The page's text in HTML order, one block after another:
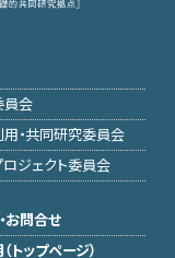
員会
・共同研究委員会
ジェクト委員会
お問合せ
トップページ）